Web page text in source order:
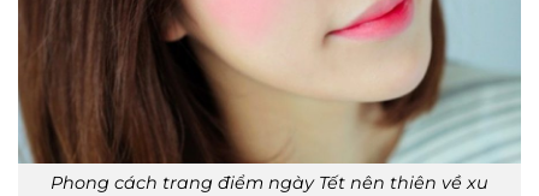
Phong cách trang điểm ngày Tết nên thiên về xu